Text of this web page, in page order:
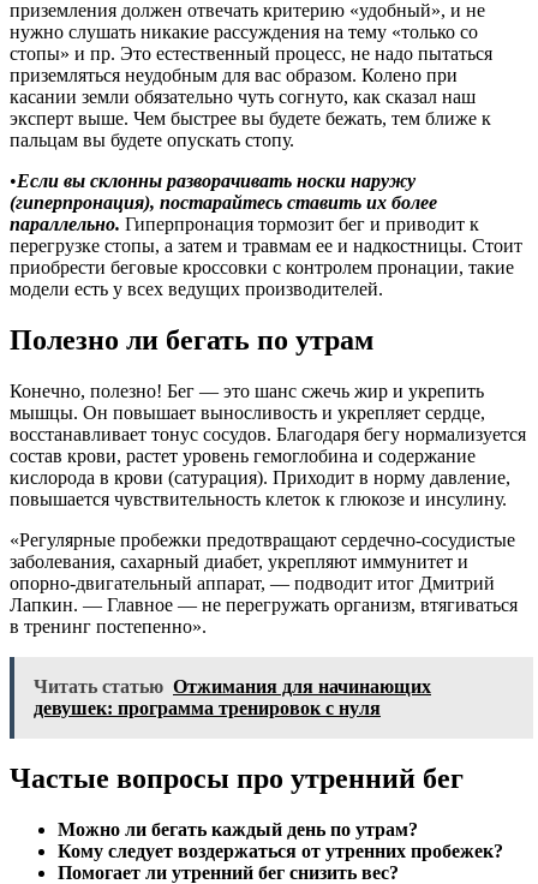
приземления должен отвечать критерию «удобный», и не
нужно слушать никакие рассуждения на тему «только со
стопы» и пр. Это естественный процесс, не надо пытаться
приземляться неудобным для вас образом. Колено при
касании земли обязательно чуть согнуто, как сказал наш
эксперт выше. Чем быстрее вы будете бежать, тем ближе к
пальцам вы будете опускать стопу.
•Если вы склонны разворачивать носки наружу
(гиперпронация), постарайтесь ставить их более
параллельно. Гиперпронация тормозит бег и приводит к
перегрузке стопы, а затем и травмам ее и надкостницы. Стоит
приобрести беговые кроссовки с контролем пронации, такие
модели есть у всех ведущих производителей.
Полезно ли бегать по утрам
Конечно, полезно! Бег — это шанс сжечь жир и укрепить
мышцы. Он повышает выносливость и укрепляет сердце,
восстанавливает тонус сосудов. Благодаря бегу нормализуется
состав крови, растет уровень гемоглобина и содержание
кислорода в крови (сатурация). Приходит в норму давление,
повышается чувствительность клеток к глюкозе и инсулину.
«Регулярные пробежки предотвращают сердечно-сосудистые
заболевания, сахарный диабет, укрепляют иммунитет и
опорно-двигательный аппарат, — подводит итог Дмитрий
Лапкин. — Главное — не перегружать организм, втягиваться
в тренинг постепенно».
Читать статью Отжимания для начинающих
девушек: программа тренировок с нуля
Частые вопросы про утренний бег
Можно ли бегать каждый день по утрам?
Кому следует воздержаться от утренних пробежек?
Помогает ли утренний бег снизить вес?